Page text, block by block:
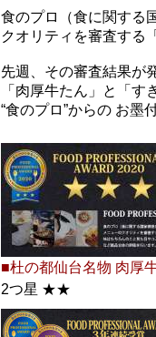
食のプロ（食に関する
クオリティを審査する
先週、その審査結果が
「肉厚牛たん」と「す
“食のプロ”からの お墨
■杜の都仙台名物 肉厚
2つ星 ★★